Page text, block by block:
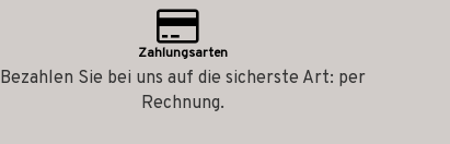
Zahlungsarten
Bezahlen Sie bei uns auf die sicherste Art: per
Rechnung.